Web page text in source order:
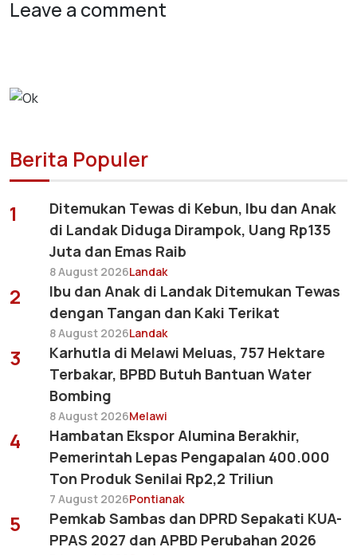
Leave a comment
Berita Populer
1
Ditemukan Tewas di Kebun, Ibu dan Anak
di Landak Diduga Dirampok, Uang Rp135
Juta dan Emas Raib
8 August 2026Landak
2
Ibu dan Anak di Landak Ditemukan Tewas
dengan Tangan dan Kaki Terikat
8 August 2026Landak
3
Karhutla di Melawi Meluas, 757 Hektare
Terbakar, BPBD Butuh Bantuan Water
Bombing
8 August 2026Melawi
4
Hambatan Ekspor Alumina Berakhir,
Pemerintah Lepas Pengapalan 400.000
Ton Produk Senilai Rp2,2 Triliun
7 August 2026Pontianak
5
Pemkab Sambas dan DPRD Sepakati KUA-
PPAS 2027 dan APBD Perubahan 2026